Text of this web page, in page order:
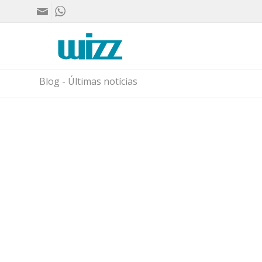
Blog - Últimas notícias